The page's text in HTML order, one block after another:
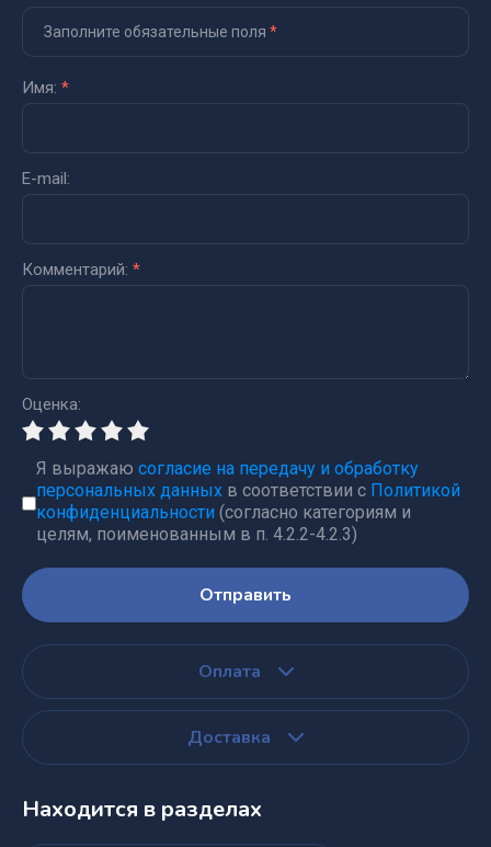
Заполните обязательные поля *
Имя: *
E-mail:
Комментарий: *
Оценка:
Я выражаю согласие на передачу и обработку
персональных данных в соответствии с Политикой
конфиденциальности (согласно категориям и
целям, поименованным в п. 4.2.2-4.2.3)
Отправить
Оплата
Доставка
Находится в разделах